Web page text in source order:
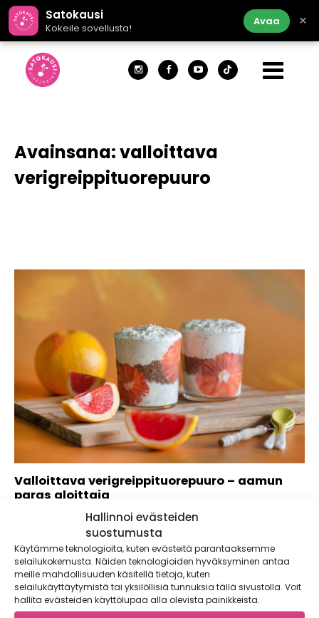
Hallinnoi evästeiden
suostumusta
Käytämme teknologioita, kuten evästeitä parantaaksemme
selailukokemusta. Näiden teknologioiden hyväksyminen antaa
meille mahdollisuuden käsitellä tietoja, kuten
selailukäyttäytymistä tai yksilöllisiä tunnuksia tällä sivustolla. Voit
hallita evästeiden käyttölupaa alla olevista painikkeista.
Satokausi
Kokeile sovellusta!
Avaa ×
Avainsana:valloittava
verigreippituorepuuro
Valloittava verigreippituorepuuro – aamun
paras aloittaja
Sitruksista verigreippi on huhtikuussa sesongissa – valmista
siitä kirpeänmakeaa tuorepuuroa. Valloittava
verigreippituorepuuro on aamun...